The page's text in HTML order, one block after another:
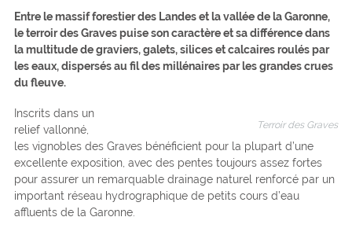
Entre le massif forestier des Landes et la vallée de la Garonne,
le terroir des Graves puise son caractère et sa différence dans
la multitude de graviers, galets, silices et calcaires roulés par
les eaux, dispersés au fil des millénaires par les grandes crues
du fleuve.
Terroir des Graves
Inscrits dans un
relief vallonné,
les vignobles des Graves bénéficient pour la plupart d’une
excellente exposition, avec des pentes toujours assez fortes
pour assurer un remarquable drainage naturel renforcé par un
important réseau hydrographique de petits cours d’eau
affluents de la Garonne.